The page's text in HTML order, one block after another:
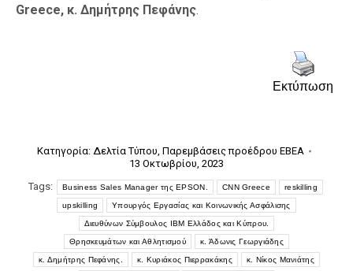
Greece, κ. Δημήτρης Πεφάνης.
Εκτύπωση
Κατηγορία: Δελτία Τύπου Παρεμβάσεις προέδρου ΕΒΕΑ
13 Οκτωβρίου, 2023
Tags:
Business Sales Manager της EPSON. CNN Greece reskilling
upskilling Yπουργός Εργασίας και Κοινωνικής Ασφάλισης
Διευθύνων Σύμβουλος IBM Ελλάδος και Κύπρου.
Θρησκευμάτων και Αθλητισμού κ. Άδωνις Γεωργιάδης
κ. Δημήτρης Πεφάνης. κ. Κυριάκος Πιερρακάκης κ. Νίκος Μανιάτης